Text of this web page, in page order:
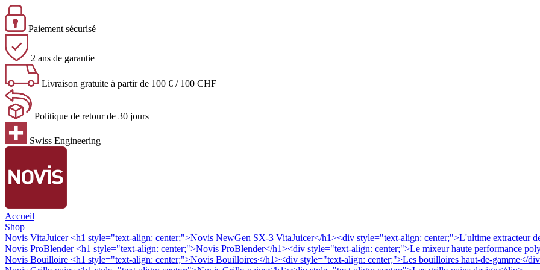
Paiement sécurisé
2 ans de garantie
Livraison gratuite à partir de 100 € / 100 CHF
Politique de retour de 30 jours
Swiss Engineering
Accueil
Shop
Novis VitaJuicer <h1 style="text-align: center;">Novis NewGen SX-3 VitaJuicer</h1><div style="text-align: center;">L'ultime extracteur
Novis ProBlender <h1 style="text-align: center;">Novis ProBlender</h1><div style="text-align: center;">Le mixeur haute performance
Novis Bouilloire <h1 style="text-align: center;">Novis Bouilloires</h1><div style="text-align: center;">Les bouilloires haut-de-gamme</